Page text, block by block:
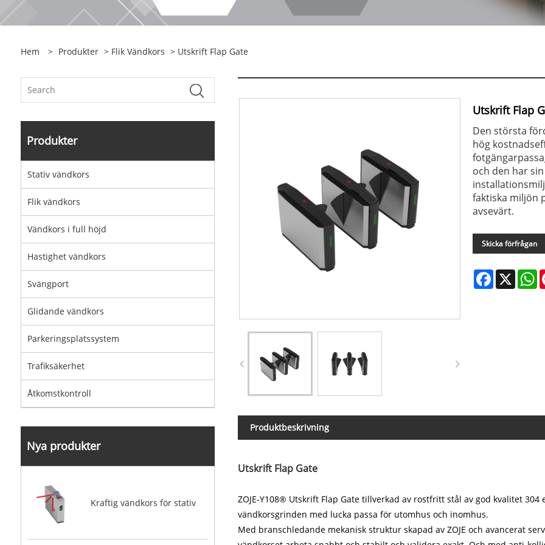
Hem > Produkter > Flik Vändkors > Utskrift Flap Gate
Produkter
Stativ vändkors
Flik vändkors
Vändkors i full höjd
Hastighet vändkors
Svängport
Glidande vändkors
Parkeringsplatssystem
Trafiksäkerhet
Åtkomstkontroll
Nya produkter
Kraftig vändkors för stativ
Utskrift Flap
Den största
hög
och den har
faktiska miljön
avsevärt.
Skicka förfrågan
Facebook
X
Produktbeskrivning
Utskrift Flap Gate
ZOJE-Y108® Utskrift Flap Gate tillverkad av rostfritt stål av god kvalitet
vändkorsgrinden med lucka passa för utomhus och inomhus.
Med branschledande mekanisk struktur skapad av ZOJE och avancerat